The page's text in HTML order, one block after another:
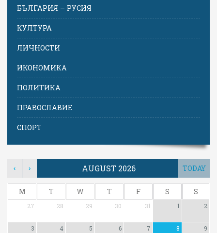
БЪЛГАРИЯ – РУСИЯ
КУЛТУРА
ЛИЧНОСТИ
ИКОНОМИКА
ПОЛИТИКА
ПРАВОСЛАВИЕ
СПОРТ
‹ › AUGUST 2026 TODAY
M T W T F S S
27 28 29 30 31 1 2
3 4 5 6 7 8 9